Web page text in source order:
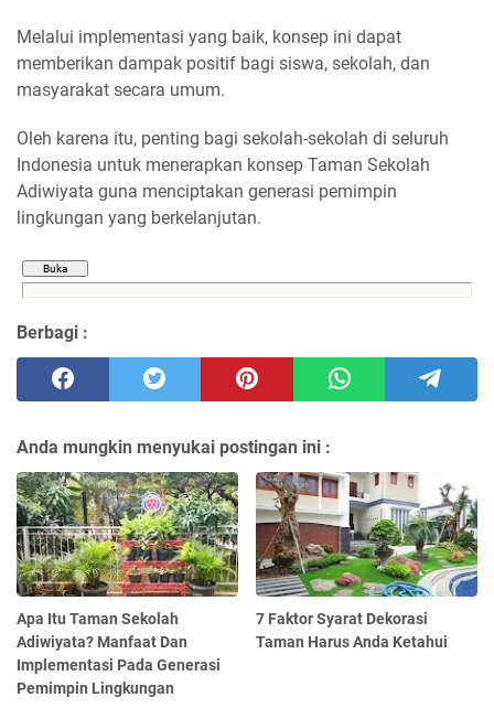
Melalui implementasi yang baik, konsep ini dapat
memberikan dampak positif bagi siswa, sekolah, dan
masyarakat secara umum.
Oleh karena itu, penting bagi sekolah-sekolah di seluruh
Indonesia untuk menerapkan konsep Taman Sekolah
Adiwiyata guna menciptakan generasi pemimpin
lingkungan yang berkelanjutan.
Berbagi :
Anda mungkin menyukai postingan ini :
Apa Itu Taman Sekolah
Adiwiyata? Manfaat Dan
Implementasi Pada Generasi
Pemimpin Lingkungan
7 Faktor Syarat Dekorasi
Taman Harus Anda Ketahui